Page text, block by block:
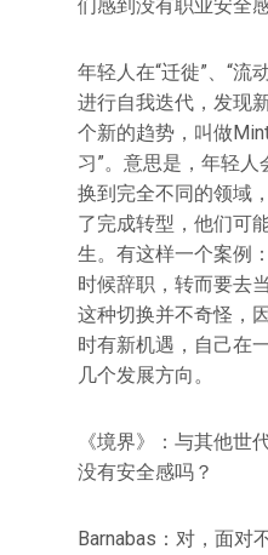
们感到没有职业安全感
年轻人在“迁徙”、“流
进行自我迭代，发现
个新的趋势，叫做
习”。意思是，年轻
换到完全不同的领域
了完成转型，他们可
生。有这样一个案例
时候辞职，转而要去
这种切换并不奇怪，
时有新机遇，自己在
几个发展方向。
《境界》：与其他世
没有安全感吗？
Barnabas：对，面对